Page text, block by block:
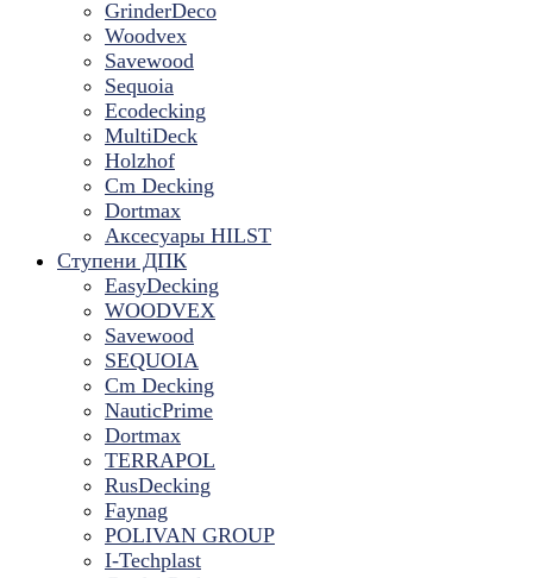
GrinderDeco
Woodvex
Savewood
Sequoia
Ecodecking
MultiDeck
Holzhof
Cm Decking
Dortmax
Аксесуары HILST
Ступени ДПК
EasyDecking
WOODVEX
Savewood
SEQUOIA
Cm Decking
NauticPrime
Dortmax
TERRAPOL
RusDecking
Faynag
POLIVAN GROUP
I-Techplast